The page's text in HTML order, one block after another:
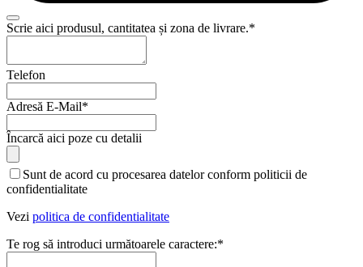
Scrie aici produsul, cantitatea și zona de livrare.*
Website
Telefon
Adresă E-Mail*
Încarcă aici poze cu detalii
Sunt de acord cu procesarea datelor conform politicii de
confidentialitate
Vezi politica de confidentialitate
Te rog să introduci următoarele caractere:*